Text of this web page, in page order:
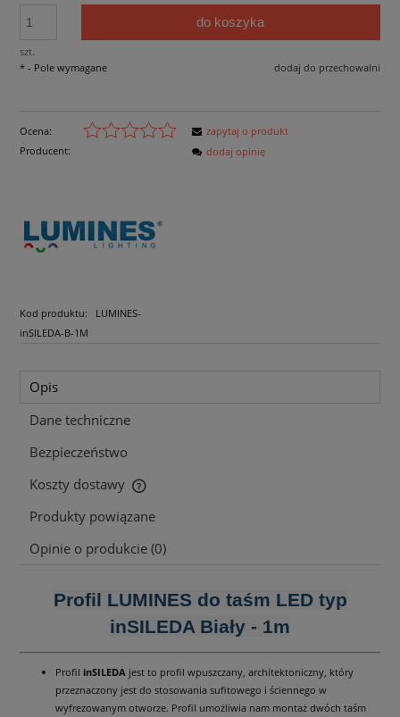
szt.
do koszyka
dodaj do przechowalni
* - Pole wymagane
Ocena:
Producent:
Kod produktu:
LUMINES-
inSILEDA-B-1M
zapytaj o produkt
dodaj opinię
Opis
Dane techniczne
Bezpieczeństwo
Koszty dostawy
Cena nie zawiera ewentualnych kosztów płatności
Produkty powiązane
Opinie o produkcie (0)
Profil LUMINES do taśm LED typ
inSILEDA Biały - 1m
Profil inSILEDA jest to profil wpuszczany, architektoniczny, który
przeznaczony jest do stosowania sufitowego i ściennego w
wyfrezowanym otworze. Profil umożliwia nam montaż dwóch taśm